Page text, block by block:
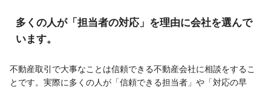
多くの人が「担当者の対応」を理由に会社を選んで
います。
不動産取引で大事なことは信頼できる不動産会社に相談をするこ
とです。実際に多くの人が「信頼できる担当者」や「対応の早